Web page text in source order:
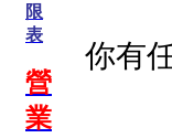
限
表
營
業
你有